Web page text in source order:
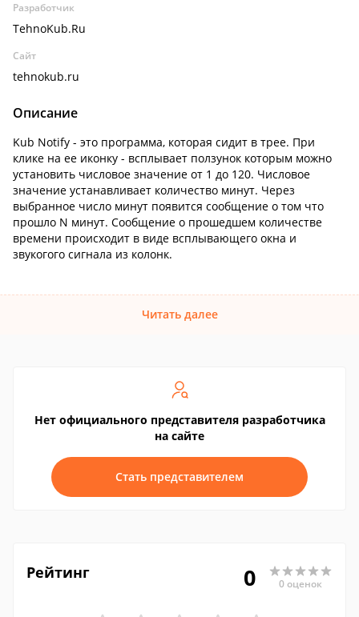
Разработчик
TehnoKub.Ru
Сайт
tehnokub.ru
Описание
Kub Notify - это программа, которая сидит в трее. При
клике на ее иконку - всплывает ползунок которым можно
установить числовое значение от 1 до 120. Числовое
значение устанавливает количество минут. Через
выбранное число минут появится сообщение о том что
прошло N минут. Сообщение о прошедшем количестве
времени происходит в виде всплывающего окна и
звукогого сигнала из колонк.
Читать далее
Нет официального представителя разработчика
на сайте
Стать представителем
Рейтинг 0 0 оценок